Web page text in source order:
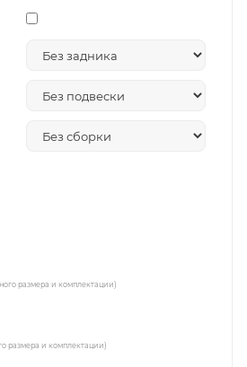
размера и комплектации)
размера и комплектации)